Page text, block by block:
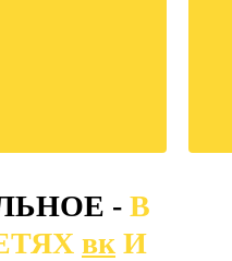
- В
вк И